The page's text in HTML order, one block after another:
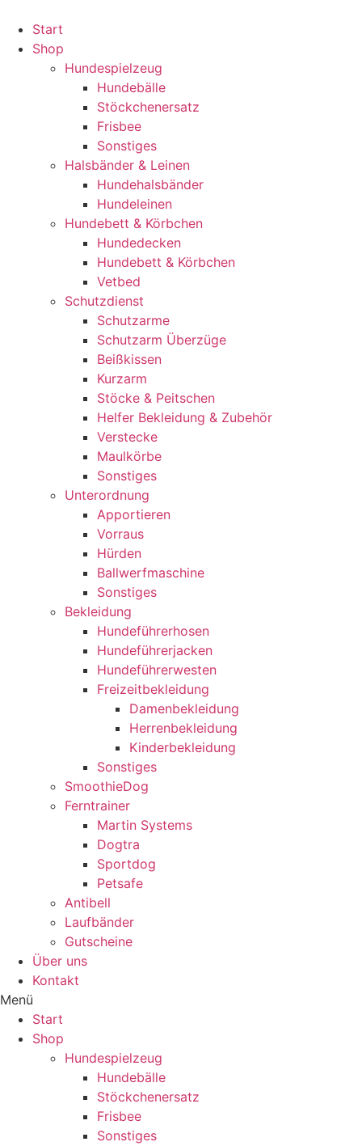
Inhalt
wechseln
Start
Shop
Hundespielzeug
Hundebälle
Stöckchenersatz
Frisbee
Sonstiges
Halsbänder & Leinen
Hundehalsbänder
Hundeleinen
Hundebett & Körbchen
Hundedecken
Hundebett & Körbchen
Vetbed
Schutzdienst
Schutzarme
Schutzarm Überzüge
Beißkissen
Kurzarm
Stöcke & Peitschen
Helfer Bekleidung & Zubehör
Verstecke
Maulkörbe
Sonstiges
Unterordnung
Apportieren
Vorraus
Hürden
Ballwerfmaschine
Sonstiges
Bekleidung
Hundeführerhosen
Hundeführerjacken
Hundeführerwesten
Freizeitbekleidung
Damenbekleidung
Herrenbekleidung
Kinderbekleidung
Sonstiges
SmoothieDog
Ferntrainer
Martin Systems
Dogtra
Sportdog
Petsafe
Antibell
Laufbänder
Gutscheine
Über uns
Kontakt
Menü
Start
Shop
Hundespielzeug
Hundebälle
Stöckchenersatz
Frisbee
Sonstiges